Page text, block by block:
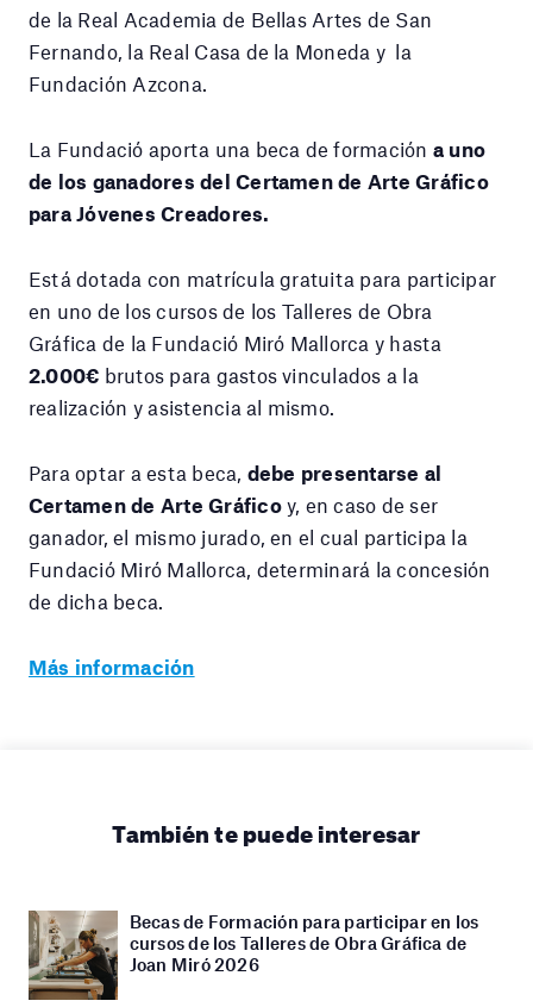
de la Real Academia de Bellas Artes de San
Fernando, la Real Casa de la Moneda y la
Fundación Azcona.
La Fundació aporta una beca de formación a uno
de los ganadores del Certamen de Arte Gráfico
para Jóvenes Creadores.
Está dotada con matrícula gratuita para participar
en uno de los cursos de los Talleres de Obra
Gráfica de la Fundació Miró Mallorca y hasta
2.000€ brutos para gastos vinculados a la
realización y asistencia al mismo.
Para optar a esta beca, debe presentarse al
Certamen de Arte Gráficoy, en caso de ser
ganador, el mismo jurado, en el cual participa la
Fundació Miró Mallorca, determinará la concesión
de dicha beca.
Más información
También te puede interesar
Becas de Formación para participar en los
cursos de los Talleres de Obra Gráfica de
Joan Miró 2026